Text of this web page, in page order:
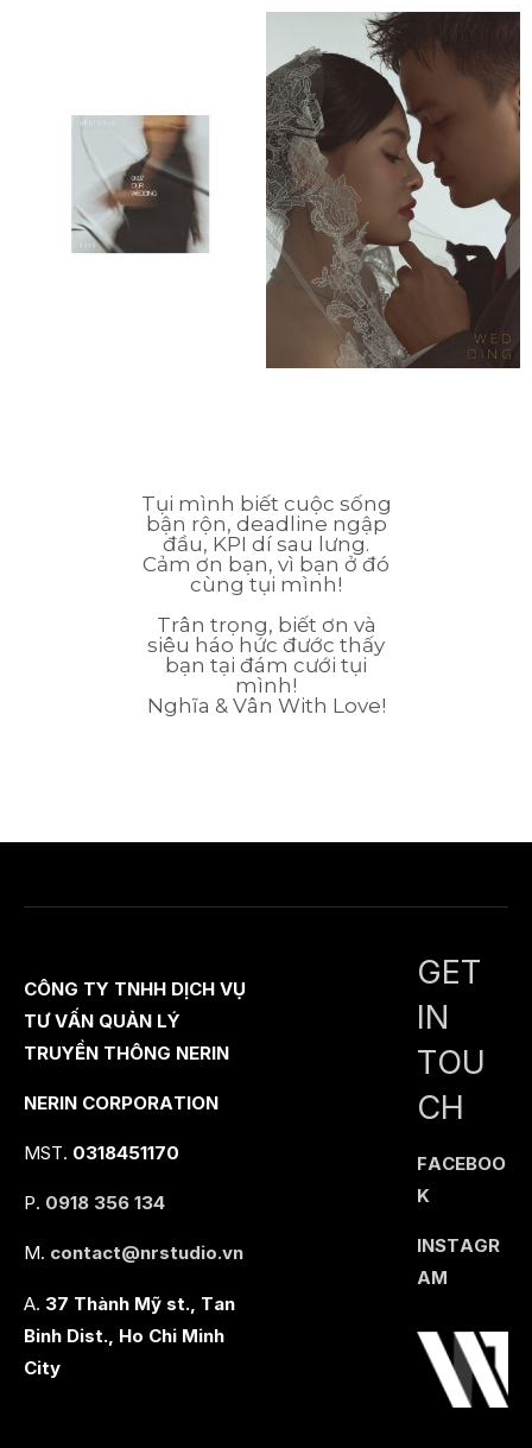
Tụi mình biết cuộc sống
bận rộn, deadline ngập
đầu, KPI dí sau lưng.
Cảm ơn bạn, vì bạn ở đó
cùng tụi mình!
Trân trọng, biết ơn và
siêu háo hức đước thấy
bạn tại đám cưới tụi
mình!
Nghĩa & Vân With Love!
CÔNG TY TNHH DỊCH VỤ
TƯ VẤN QUẢN LÝ
TRUYỀN THÔNG NERIN
NERIN CORPORATION
MST. 0318451170
P. 0918 356 134
M. contact@nrstudio.vn
A. 37 Thành Mỹ st., Tan
Binh Dist., Ho Chi Minh
City
GET
IN
TOU
CH
FACEBOO
K
INSTAGR
AM